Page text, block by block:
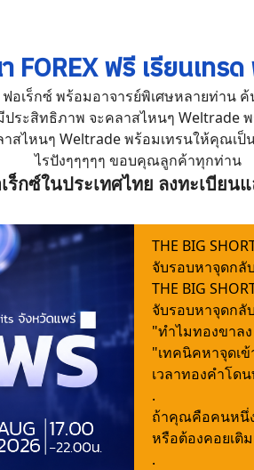
FOREX ฟรี เรียนเทร
อเร็กซ์ พร้อมอาจารย์พิเศษหลายท่าน
ประสิทธิภาพ จะคลาสไหนๆ
สไหนๆ Weltrade พร้อมเทรนให้คุณเ
ไรปังๆๆๆๆๆ ขอบคุณลูกค้าทุกท่าน
กซ์ในประเทศไทย ลงทะเบียน
THE BIG
จับรอบหาจุดกลั
THE BIG
จับรอบหาจุดกลั
"ทำไมทองขาล
"เทคนิคหาจุดเ
เวลาทองคำโด
.
ถ้าคุณคือคนหนึ่ง
หรือต้องคอยเติ
.